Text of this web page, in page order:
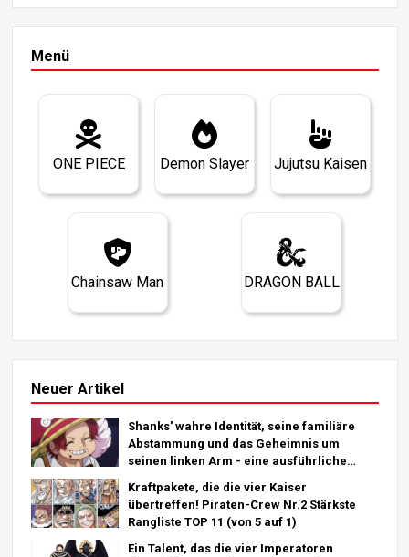
Menü
ONE PIECE Demon Slayer Jujutsu Kaisen
Chainsaw Man DRAGON BALL
Neuer Artikel
Shanks' wahre Identität, seine familiäre
Abstammung und das Geheimnis um
seinen linken Arm - eine ausführliche
Kraftpakete, die die vier Kaiser
übertreffen! Piraten-Crew Nr.2 Stärkste
Rangliste TOP 11 (von 5 auf 1)
Ein Talent, das die vier Imperatoren